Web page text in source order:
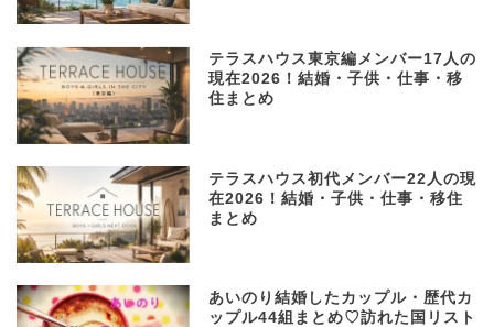
テラスハウス東京編メンバー17人の
現在2026！結婚・子供・仕事・移
住まとめ
テラスハウス初代メンバー22人の現
在2026！結婚・子供・仕事・移住
まとめ
あいのり結婚したカップル・歴代カ
ップル44組まとめ♡訪れた国リスト